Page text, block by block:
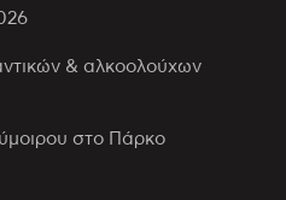
& αλκοολούχων
στο Πάρκο